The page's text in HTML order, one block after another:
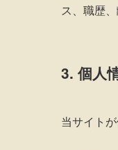
ス、職歴
3. 個人
当サイト